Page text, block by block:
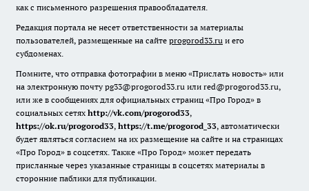
как с письменного разрешения правообладателя.
Редакция портала не несет ответственности за материалы
пользователей, размещенные на сайте progorod33.ru и его
субдоменах.
Помните, что отправка фотографии в меню «Прислать новость» или
на электронную почту pg33@progorod33.ru или red@progorod33.ru,
или же в сообщениях для официальных страниц «Про Город» в
социальных сетях http://vk.com/progorod33,
https://ok.ru/progorod33, https://t.me/progorod_33, автоматически
будет являться согласием на их размещение на сайте и на страницах
«Про Город» в соцсетях. Также «Про Город» может передать
присланные через указанные страницы в соцсетях материалы в
сторонние паблики для публикации.